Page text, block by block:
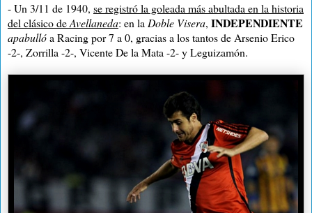
- Un 3/11 de 1940, se registró la goleada más abultada en la historia
del clásico deAvellaneda: en la Doble Visera, INDEPENDIENTE
apabullóa Racing por 7 a 0, gracias a los tantos de Arsenio Erico
-2-, Zorrilla -2-, Vicente De la Mata -2- y Leguizamón.